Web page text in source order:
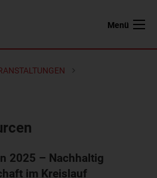
Menü
2025 – Nachhaltig
im Kreislauf